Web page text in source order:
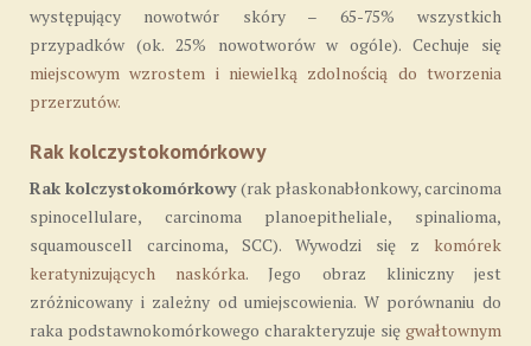
występujący nowotwór skóry – 65-75% wszystkich
przypadków (ok. 25% nowotworów w ogóle). Cechuje się
miejscowym wzrostem i niewielką zdolnością do tworzenia
przerzutów.
Rak kolczystokomórkowy
Rak kolczystokomórkowy(rak płaskonabłonkowy, carcinoma
spinocellulare, carcinoma planoepitheliale, spinalioma,
squamouscell carcinoma, SCC). Wywodzi się z komórek
keratynizujących naskórka. Jego obraz kliniczny jest
zróżnicowany i zależny od umiejscowienia. W porównaniu do
raka podstawnokomórkowego charakteryzuje się gwałtownym